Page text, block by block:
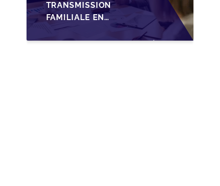
TRANSMISSION
FAMILIALE EN
WALLONIE :
NOUVELLES